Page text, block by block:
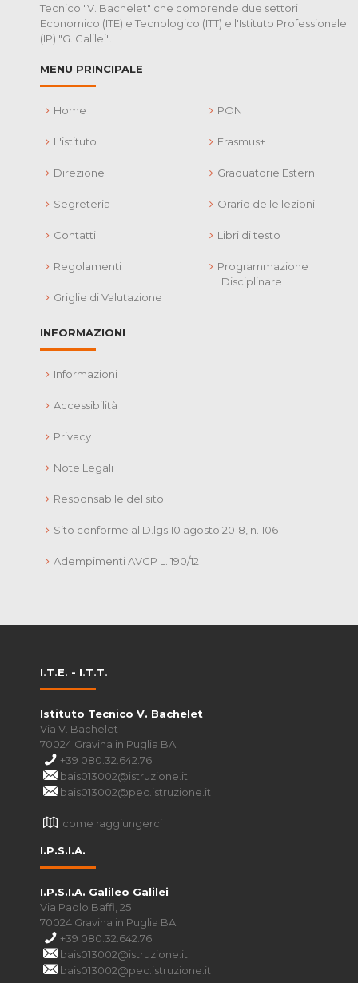
Tecnico "V. Bachelet" che comprende due settori
Economico (ITE) e Tecnologico (ITT) e l'Istituto Professionale
(IP) "G. Galilei".
MENU PRINCIPALE
Home
L'istituto
Direzione
Segreteria
Contatti
Regolamenti
Griglie di Valutazione
PON
Erasmus+
Graduatorie Esterni
Orario delle lezioni
Libri di testo
Programmazione
Disciplinare
INFORMAZIONI
Informazioni
Accessibilità
Privacy
Note Legali
Responsabile del sito
Sito conforme al D.lgs 10 agosto 2018, n. 106
Adempimenti AVCP L. 190/12
I.T.E. - I.T.T.
Istituto Tecnico V. Bachelet
Via V. Bachelet
70024 Gravina in Puglia BA
+39 080.32.642.76
bais013002@istruzione.it
bais013002@pec.istruzione.it
come raggiungerci
I.P.S.I.A.
I.P.S.I.A. Galileo Galilei
Via Paolo Baffi, 25
70024 Gravina in Puglia BA
+39 080.32.642.76
bais013002@istruzione.it
bais013002@pec.istruzione.it